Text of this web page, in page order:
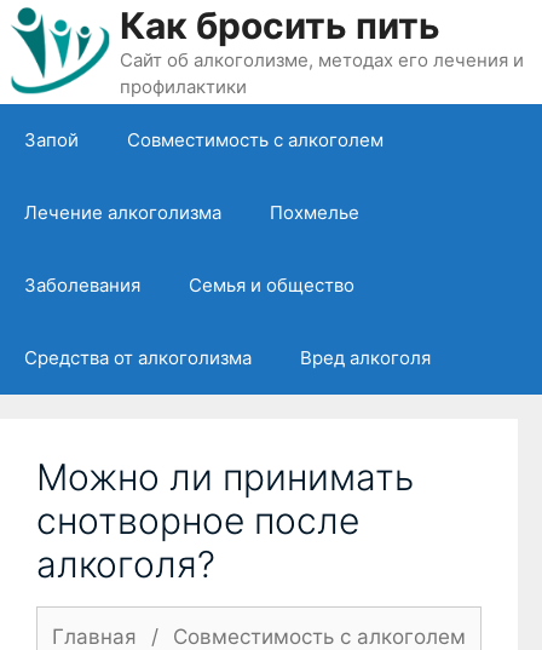
Перейти
содержимому
Как бросить пить
Сайт об алкоголизме, методах его лечения и
профилактики
Запой Совместимость с алкоголем
Лечение алкоголизма Похмелье
Заболевания Семья и общество
Средства от алкоголизма Вред алкоголя
Можно ли принимать
снотворное после
алкоголя?
Главная /
Совместимость с алкоголем